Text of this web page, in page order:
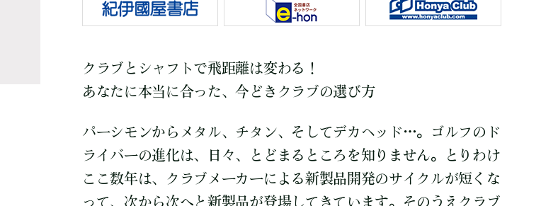
クラブとシャフトで飛距離は変わる！
あなたに本当に合った、今どきクラブの選び方
パーシモンからメタル、チタン、そしてデカヘッド…。ゴルフのド
ライバーの進化は、日々、とどまるところを知りません。とりわけ
ここ数年は、クラブメーカーによる新製品開発のサイクルが短くな
って、次から次へと新製品が登場してきています。そのうえクラブ